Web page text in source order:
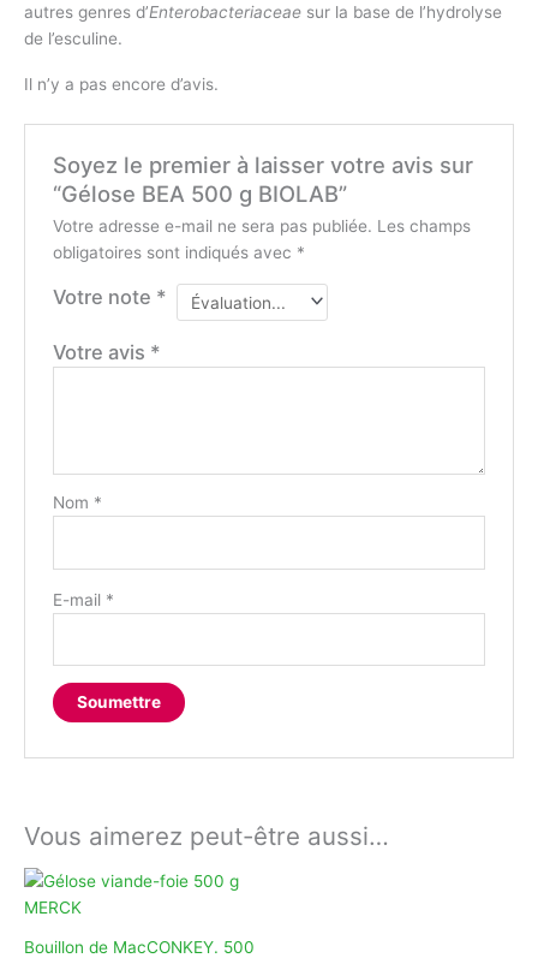
autres genres d’Enterobacteriaceae sur la base de l’hydrolyse
de l’esculine.
Il n’y a pas encore d’avis.
Soyez le premier à laisser votre avis sur
“Gélose BEA 500 g BIOLAB”
Votre adresse e-mail ne sera pas publiée. Les champs
obligatoires sont indiqués avec *
Votre note *
Votre avis *
Nom *
E-mail *
Vous aimerez peut-être aussi…
Bouillon de MacCONKEY. 500